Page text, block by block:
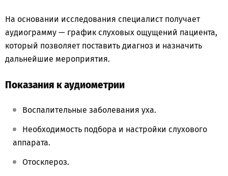
На основании исследования специалист получает
аудиограмму — график слуховых ощущений пациента,
который позволяет поставить диагноз и назначить
дальнейшие мероприятия.
Показания к аудиометрии
Воспалительные заболевания уха.
Необходимость подбора и настройки слухового
аппарата.
Отосклероз.